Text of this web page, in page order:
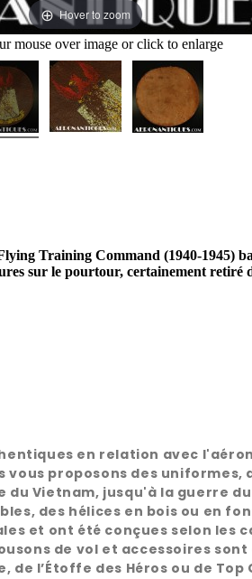
Hover to zoom
mouse over image or click to enlarge
Training Command (1940-1945)
sur le pourtour, certainement retiré
en relation avec
proposons des
Vietnam, jusqu'à la guerre
des hélices en bois ou en
ont été conçues selon les
blousons de vol et
l’Étoffe des Héros ou de Top